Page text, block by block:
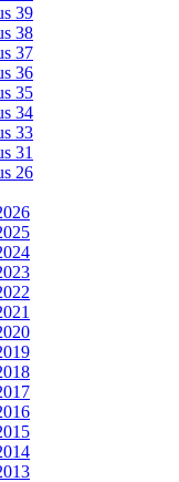
39
38
37
36
35
34
33
31
26